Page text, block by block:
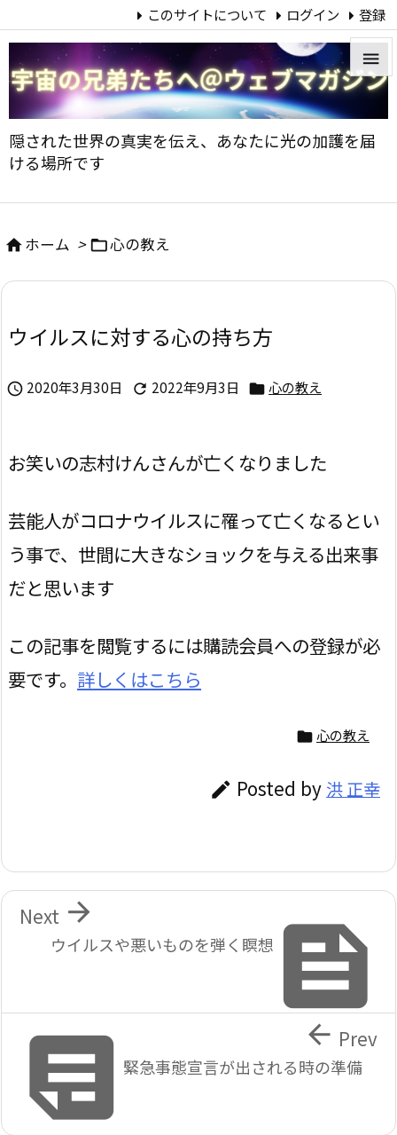
隠された世界の真実を伝え、あなたに光の加護を届
ける場所です


メニ


次へ
このサイトについて ログイン 登録
ホーム > 心の教え
ウイルスに対する心の持ち方
 2020年3月30日  2022年9月3日  心の教え
お笑いの志村けんさんが亡くなりました
芸能人がコロナウイルスに罹って亡くなるとい
う事で、世間に大きなショックを与える出来事
だと思います
この記事を閲覧するには購読会員への登録が必
要です。 詳しくはこちら
 心の教え
 Posted by 洪 正幸

ウイルスや悪いものを弾く瞑想

Next
緊急事態宣言が出される時の準備
 Prev